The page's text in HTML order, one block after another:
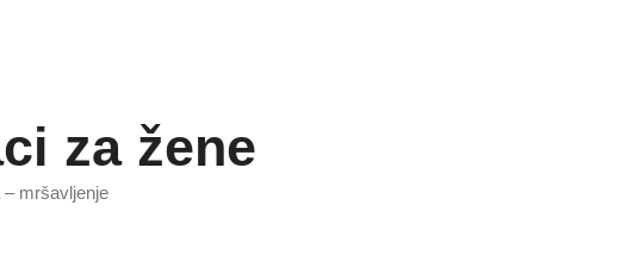
za žene
– mršavljenje